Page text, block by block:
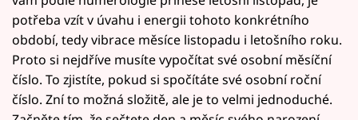
potřeba vzít v úvahu i energii tohoto konkrétního
období, tedy vibrace měsíce listopadu i letošního roku.
Proto si nejdříve musíte vypočítat své osobní měsíční
číslo. To zjistíte, pokud si spočítáte své osobní roční
číslo. Zní to možná složitě, ale je to velmi jednoduché.